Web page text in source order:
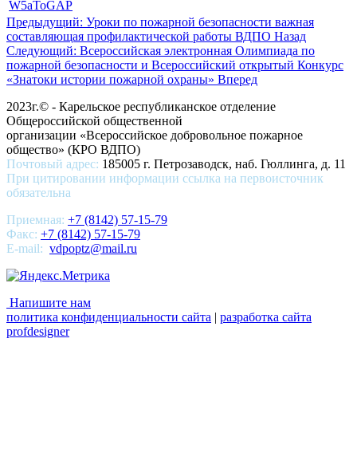
Предыдущий: Уроки по пожарной безопасности важная
составляющая профилактической работы ВДПО Назад
Следующий: Всероссийская электронная Олимпиада по
пожарной безопасности и Всероссийский открытый Конкурс
«Знатоки истории пожарной охраны» Вперед
2023г.© - Карельское республиканское отделение
Общероссийской общественной
организации «Всероссийское добровольное пожарное
общество» (КРО ВДПО)
Почтовый адрес: 185005 г. Петрозаводск, наб. Гюллинга, д. 11
При цитировании информации ссылка на первоисточник
обязательна
Приемная: +7 (8142) 57-15-79
Факс: +7 (8142) 57-15-79
E-mail: vdpoptz@mail.ru
Напишите нам
политика конфиденциальности сайта | разработка сайта
profdesigner